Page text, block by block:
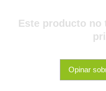
Este producto no
Opinar